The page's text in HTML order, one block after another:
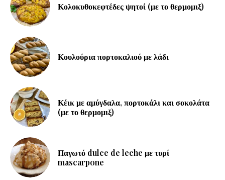
Κολοκυθοκεφτέδες ψητοί (με το θερμομιξ)
Κουλούρια πορτοκαλιού με λάδι
Κέικ με αμύγδαλα, πορτοκάλι και σοκολάτα
(με το θερμομιξ)
Παγωτό dulce de leche με τυρί
mascarpone